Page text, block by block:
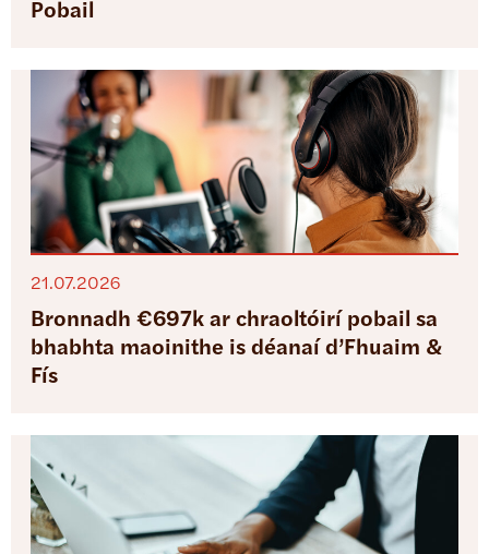
Pobail
Bronnadh €697k ar chraoltóirí pobail sa
bhabhta maoinithe is déanaí d’Fhuaim &
Fís
21.07.2026